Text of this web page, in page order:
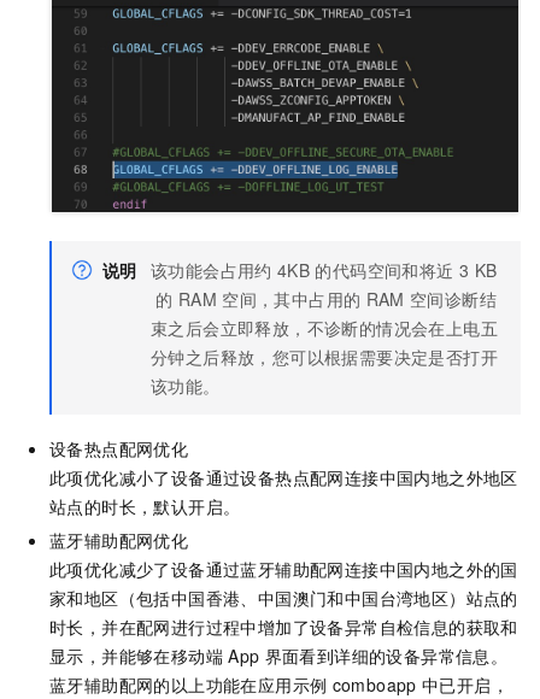
说明 该功能会占用约 4KB 的代码空间和将近 3 KB
的 RAM 空间，其中占用的 RAM 空间诊断结
束之后会立即释放，不诊断的情况会在上电五
分钟之后释放，您可以根据需要决定是否打开
该功能。
设备热点配网优化
此项优化减小了设备通过设备热点配网连接中国内地之外地区
站点的时长，默认开启。
蓝牙辅助配网优化
此项优化减少了设备通过蓝牙辅助配网连接中国内地之外的国
家和地区（包括中国香港、中国澳门和中国台湾地区）站点的
时长，并在配网进行过程中增加了设备异常自检信息的获取和
显示，并能够在移动端 App 界面看到详细的设备异常信息。
蓝牙辅助配网的以上功能在应用示例 comboapp 中已开启，